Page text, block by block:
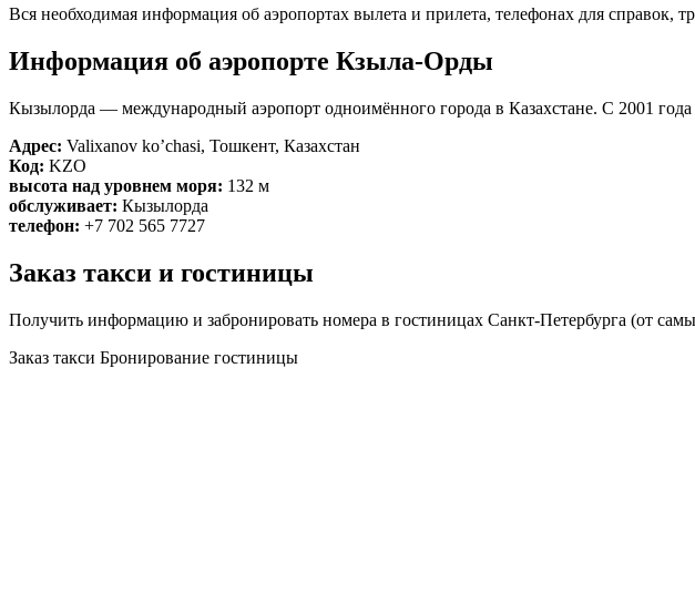
Вся необходимая информация об аэропортах вылета и прилета, телефонах для справок,
Информация об аэропорте Кзыла-Орды
Кызылорда — международный аэропорт одноимённого города в Казахстане. С 2001
Адрес: Valixanov ko’chasi, Тошкент, Казахстан
Код: KZO
высота над уровнем моря: 132 м
обслуживает: Кызылорда
телефон: +7 702 565 7727
Заказ такси и гостиницы
Получить информацию и забронировать номера в гостиницах Санкт-Петербурга (от
Заказ такси Бронирование гостиницы